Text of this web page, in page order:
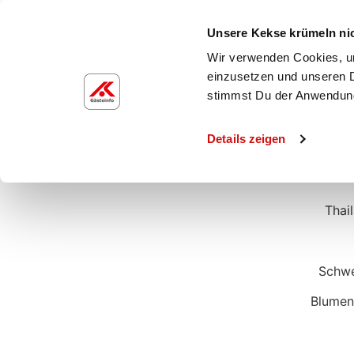
Unsere Kekse krümeln
Wir verwenden Cookies,
einzusetzen und unseren
stimmst Du der
Details zeigen
46081